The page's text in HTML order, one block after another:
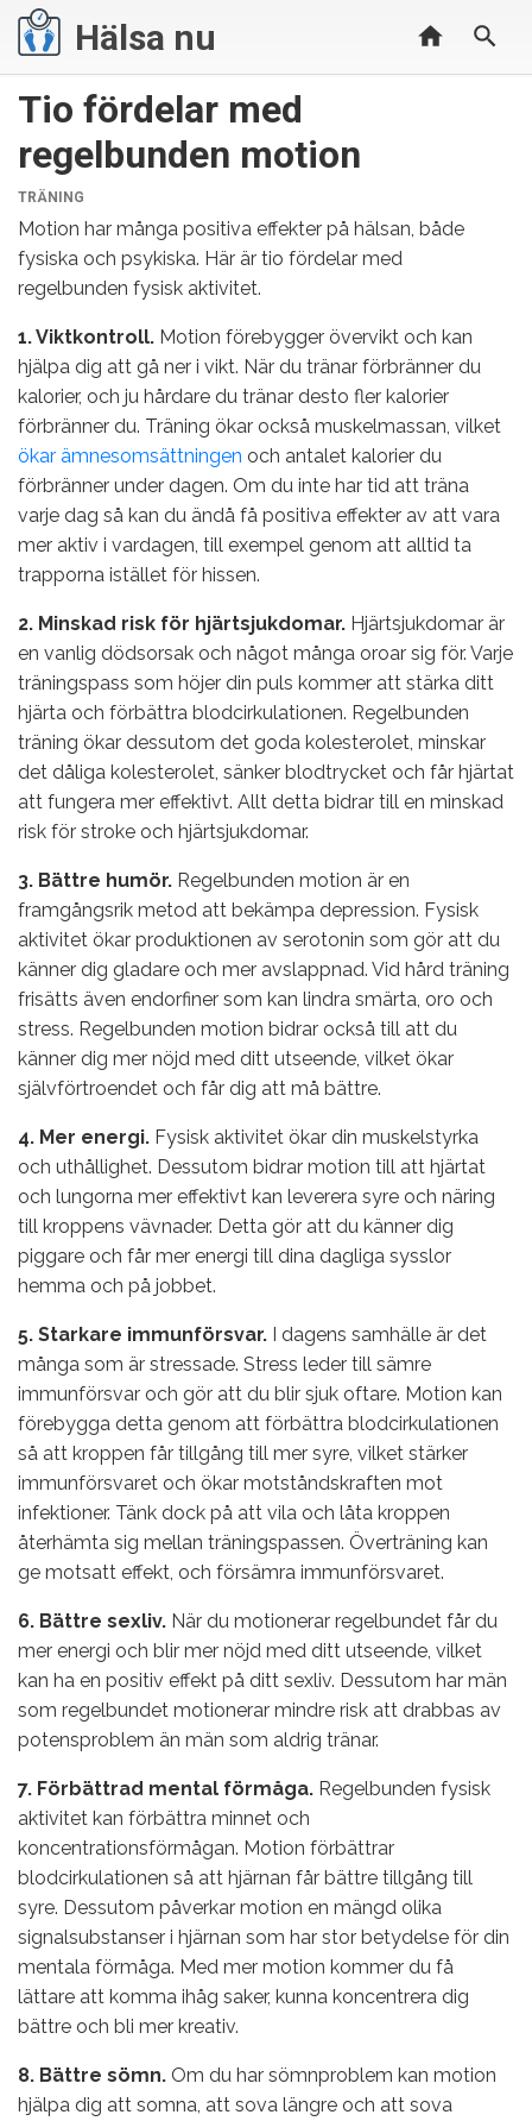
Hälsa nu
Tio fördelar med
regelbunden motion
KATEGORIER
TRÄNING
Motion har många positiva effekter på hälsan, både
fysiska och psykiska. Här är tio fördelar med
regelbunden fysisk aktivitet.
1. Viktkontroll. Motion förebygger övervikt och kan
hjälpa dig att gå ner i vikt. När du tränar förbränner du
kalorier, och ju hårdare du tränar desto fler kalorier
förbränner du. Träning ökar också muskelmassan, vilket
ökar ämnesomsättningen och antalet kalorier du
förbränner under dagen. Om du inte har tid att träna
varje dag så kan du ändå få positiva effekter av att vara
mer aktiv i vardagen, till exempel genom att alltid ta
trapporna istället för hissen.
2. Minskad risk för hjärtsjukdomar. Hjärtsjukdomar är
en vanlig dödsorsak och något många oroar sig för. Varje
träningspass som höjer din puls kommer att stärka ditt
hjärta och förbättra blodcirkulationen. Regelbunden
träning ökar dessutom det goda kolesterolet, minskar
det dåliga kolesterolet, sänker blodtrycket och får hjärtat
att fungera mer effektivt. Allt detta bidrar till en minskad
risk för stroke och hjärtsjukdomar.
3. Bättre humör. Regelbunden motion är en
framgångsrik metod att bekämpa depression. Fysisk
aktivitet ökar produktionen av serotonin som gör att du
känner dig gladare och mer avslappnad. Vid hård träning
frisätts även endorfiner som kan lindra smärta, oro och
stress. Regelbunden motion bidrar också till att du
känner dig mer nöjd med ditt utseende, vilket ökar
självförtroendet och får dig att må bättre.
4. Mer energi. Fysisk aktivitet ökar din muskelstyrka
och uthållighet. Dessutom bidrar motion till att hjärtat
och lungorna mer effektivt kan leverera syre och näring
till kroppens vävnader. Detta gör att du känner dig
piggare och får mer energi till dina dagliga sysslor
hemma och på jobbet.
5. Starkare immunförsvar. I dagens samhälle är det
många som är stressade. Stress leder till sämre
immunförsvar och gör att du blir sjuk oftare. Motion kan
förebygga detta genom att förbättra blodcirkulationen
så att kroppen får tillgång till mer syre, vilket stärker
immunförsvaret och ökar motståndskraften mot
infektioner. Tänk dock på att vila och låta kroppen
återhämta sig mellan träningspassen. Överträning kan
ge motsatt effekt, och försämra immunförsvaret.
6. Bättre sexliv. När du motionerar regelbundet får du
mer energi och blir mer nöjd med ditt utseende, vilket
kan ha en positiv effekt på ditt sexliv. Dessutom har män
som regelbundet motionerar mindre risk att drabbas av
potensproblem än män som aldrig tränar.
7. Förbättrad mental förmåga. Regelbunden fysisk
aktivitet kan förbättra minnet och
koncentrationsförmågan. Motion förbättrar
blodcirkulationen så att hjärnan får bättre tillgång till
syre. Dessutom påverkar motion en mängd olika
signalsubstanser i hjärnan som har stor betydelse för din
mentala förmåga. Med mer motion kommer du få
lättare att komma ihåg saker, kunna koncentrera dig
bättre och bli mer kreativ.
8. Bättre sömn. Om du har sömnproblem kan motion
hjälpa dig att somna, att sova längre och att sova